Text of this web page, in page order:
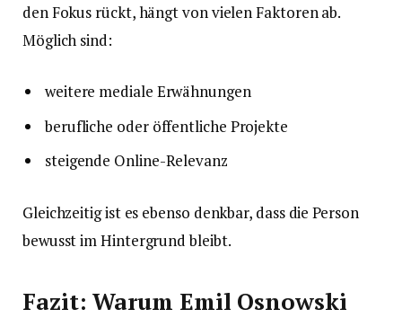
den Fokus rückt, hängt von vielen Faktoren ab.
Möglich sind:
weitere mediale Erwähnungen
berufliche oder öffentliche Projekte
steigende Online-Relevanz
Gleichzeitig ist es ebenso denkbar, dass die Person
bewusst im Hintergrund bleibt.
Fazit: Warum Emil Osnowski